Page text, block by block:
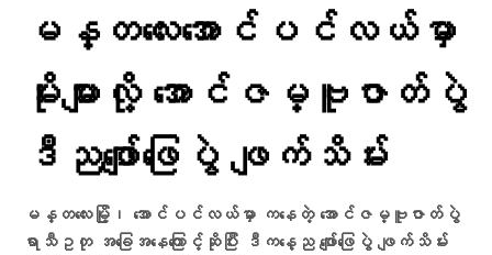
မန္တလေးအောင်ပင်လယ်မှာ
မိုးများလို့ အောင်ဇမ္ဗူဇာတ်ပွဲ
ဒီညဖျော်ဖြေပွဲ ဖျက်သိမ်း
မန္တလေးမြို့၊ အောင်ပင်လယ်မှာ ကနေတဲ့ အောင်ဇမ္ဗူဇာတ်ပွဲ
ရာသီဥတု အခြေအနေကြောင့်ဆိုပြီး ဒီကနေ့ည ဖျော်ဖြေပွဲ ဖျက်သိမ်း